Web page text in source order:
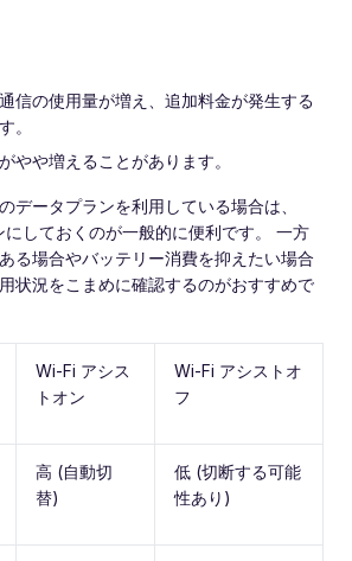
信の使用量が増え、追加料金が発生する
。
やや増えることがあります。
データプランを利用している場合は、
にしておくのが一般的に便利です。 一方
る場合やバッテリー消費を抑えたい場合
状況をこまめに確認するのがおすすめで
Wi-Fi アシス
トオン
Wi-Fi アシストオ
フ
高 (自動切
替)
低 (切断する可能
性あり)